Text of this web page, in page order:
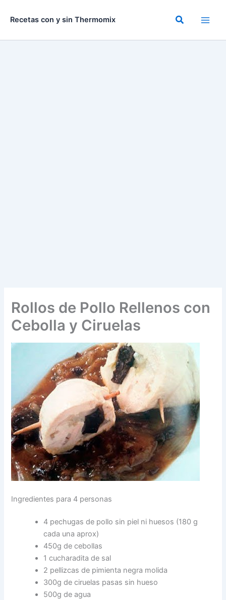
Recetas con y sin Thermomix Buscar
Rollos de Pollo Rellenos con
Cebolla y Ciruelas
Ingredientes para 4 personas
4 pechugas de pollo sin piel ni huesos (180 g
cada una aprox)
450g de cebollas
1 cucharadita de sal
2 pellizcas de pimienta negra molida
300g de ciruelas pasas sin hueso
500g de agua